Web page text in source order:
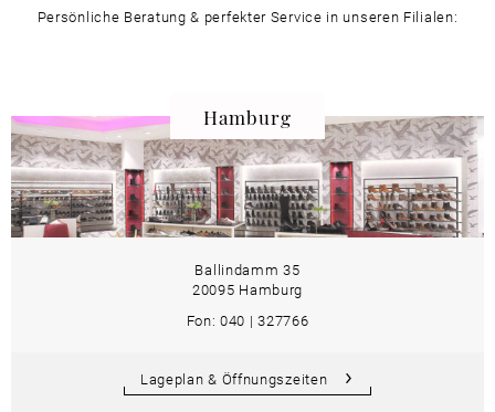
Persönliche Beratung & perfekter Service in unseren Filialen:
Hamburg
Ballindamm 35
20095 Hamburg
Fon: 040 | 327766
Lageplan & Öffnungszeiten